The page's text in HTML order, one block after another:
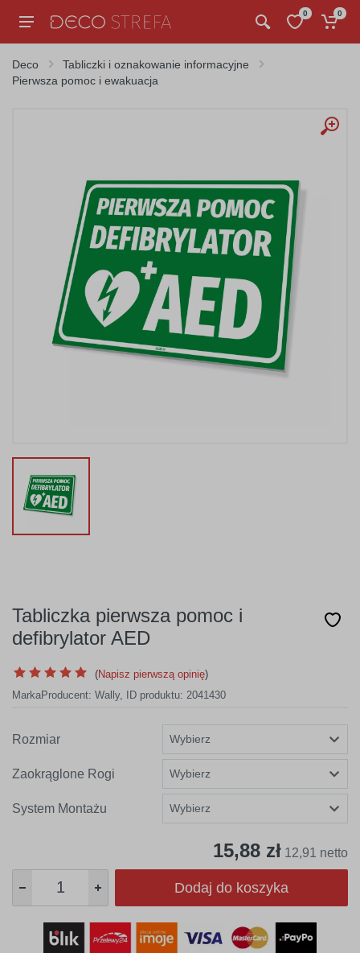
0 0
Deco
Tabliczki i oznakowanie informacyjne
Pierwsza pomoc i ewakuacja
Tabliczka pierwsza pomoc i
defibrylator AED
(Napisz pierwszą opinię)
MarkaProducent: Wally, ID produktu: 2041430
Rozmiar
Zaokrąglone Rogi
System Montażu
15,88 zł 12,91 netto
Dodaj do koszyka